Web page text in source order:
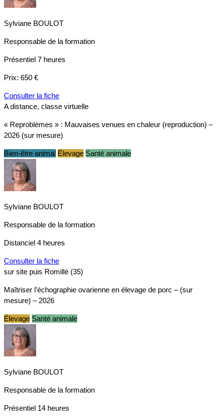
Sylviane BOULOT
Responsable de la formation
Présentiel 7 heures
Prix: 650 €
Consulter la fiche
A distance, classe virtuelle
« Reproblèmes » : Mauvaises venues en chaleur (reproduction) –
2026 (sur mesure)
Bien-être animal Élevage Santé animale
Sylviane BOULOT
Responsable de la formation
Distanciel 4 heures
Consulter la fiche
sur site puis Romillé (35)
Maîtriser l’échographie ovarienne en élevage de porc – (sur
mesure) – 2026
Élevage Santé animale
Sylviane BOULOT
Responsable de la formation
Présentiel 14 heures